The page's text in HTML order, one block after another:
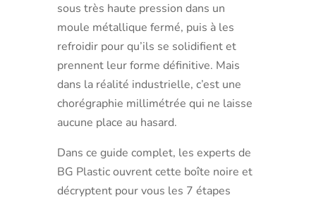
sous très haute pression dans un
moule métallique fermé, puis à les
refroidir pour qu’ils se solidifient et
prennent leur forme définitive. Mais
dans la réalité industrielle, c’est une
chorégraphie millimétrée qui ne laisse
aucune place au hasard.
Dans ce guide complet, les experts de
BG Plastic ouvrent cette boîte noire et
décryptent pour vous les 7 étapes